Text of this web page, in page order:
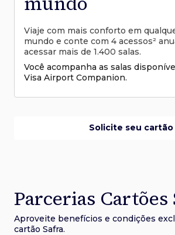
Viaje com mais conforto em
mundo e conte com 4 acessos²
acessar mais de 1.400 salas.
Você acompanha as salas
Visa Airport Companion.
Solicite seu cartão
Parcerias Cartões
Aproveite benefícios e condições
cartão Safra.